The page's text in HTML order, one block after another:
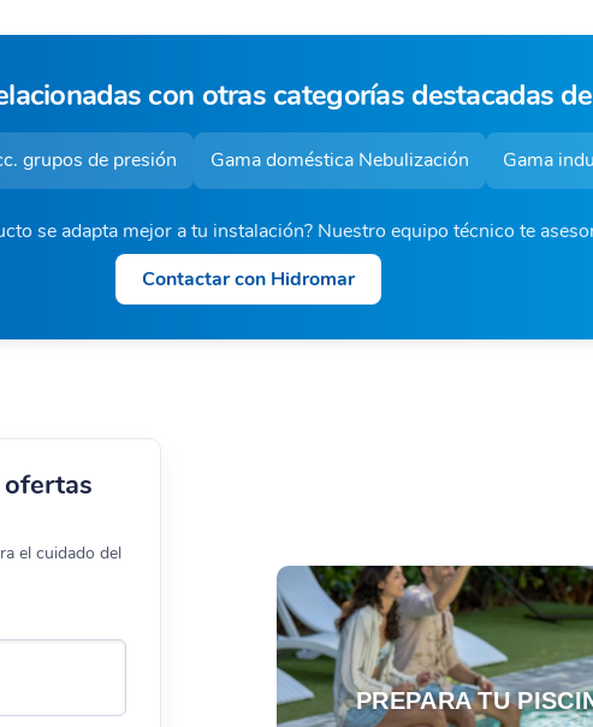
con otras categorías destacadas
grupos de presión Gama doméstica Nebulización Gama
se adapta mejor a tu instalación? Nuestro equipo técnico te
Contactar con Hidromar
el cuidado del
PREPARA TU